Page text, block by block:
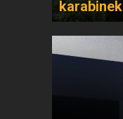
karabinek